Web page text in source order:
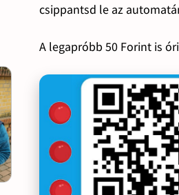
csippantsd le az
A legapróbb 50 Forint is